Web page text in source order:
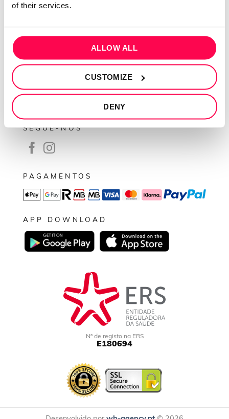
of their services.
ALLOW ALL
CUSTOMIZE
DENY
Recuperar Password
Política de privacidade
SEGUE-NOS
PAGAMENTOS
APP DOWNLOAD
Nº de registo na ERS
E180694